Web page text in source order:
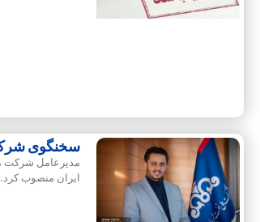
سخنگوی
مدیرعامل شرکت
ایران منصوب کرد.